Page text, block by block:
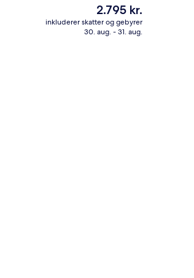
Den
nuværende
pris
2.795 kr.
inkluderer skatter og gebyrer
30. aug. - 31. aug.